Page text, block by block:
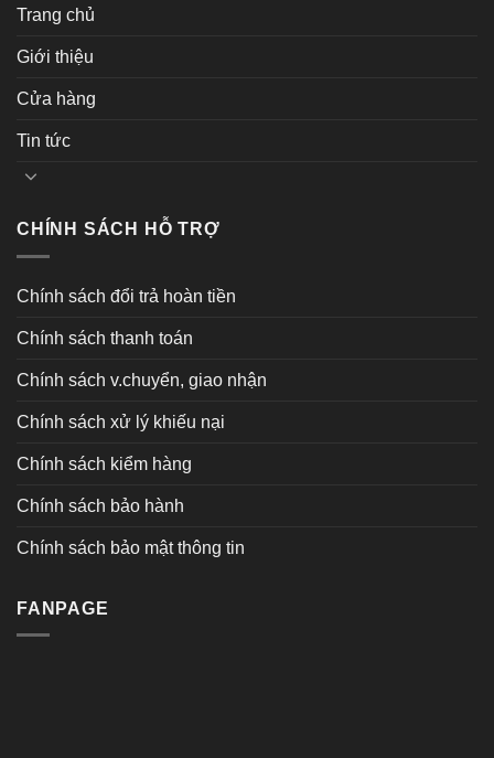
Trang chủ
Giới thiệu
Cửa hàng
Tin tức
CHÍNH SÁCH HỖ TRỢ
Chính sách đổi trả hoàn tiền
Chính sách thanh toán
Chính sách v.chuyển, giao nhận
Chính sách xử lý khiếu nại
Chính sách kiểm hàng
Chính sách bảo hành
Chính sách bảo mật thông tin
FANPAGE